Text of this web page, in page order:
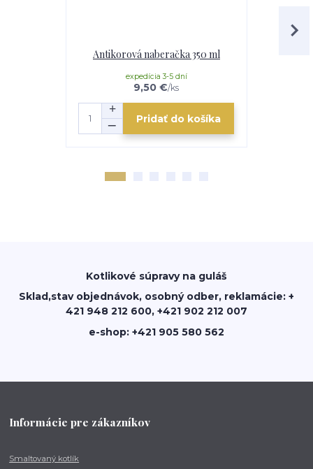
Antikorová naberačka 350 ml
9,50 €/ks
expedícia 3-5 dní
Pridať do košíka
Kotlikové súpravy na guláš
Sklad,stav objednávok, osobný odber, reklamácie: +
421 948 212 600, +421 902 212 007
e-shop: +421 905 580 562
Informácie pre zákazníkov
Smaltovaný kotlík